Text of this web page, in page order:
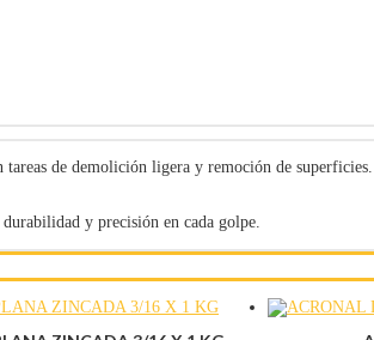
de demolición ligera y remoción de
y precisión en cada golpe.